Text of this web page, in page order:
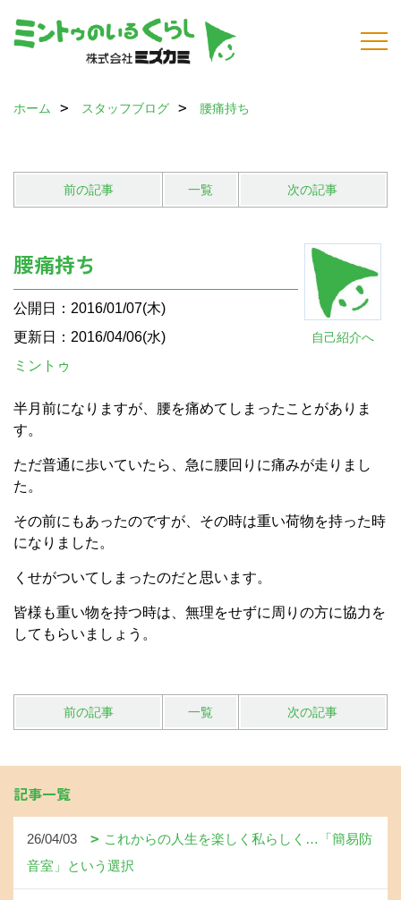
ホーム スタッフブログ 腰痛持ち
前の記事 一覧 次の記事
自己紹介へ
腰痛持ち
公開日：2016/01/07(木)
更新日：2016/04/06(水)
ミントゥ
半月前になりますが、腰を痛めてしまったことがありま
す。
ただ普通に歩いていたら、急に腰回りに痛みが走りまし
た。
その前にもあったのですが、その時は重い荷物を持った時
になりました。
くせがついてしまったのだと思います。
皆様も重い物を持つ時は、無理をせずに周りの方に協力を
してもらいましょう。
前の記事 一覧 次の記事
記事一覧
26/04/03
これからの人生を楽しく私らしく…「簡易防
音室」という選択